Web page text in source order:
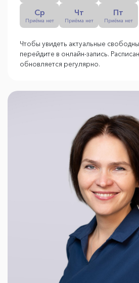
Ср
Приёма нет
Чт
Приёма нет
Пт
Приёма нет
Чтобы увидеть актуальные
перейдите в онлайн-запись.
обновляется регулярно.